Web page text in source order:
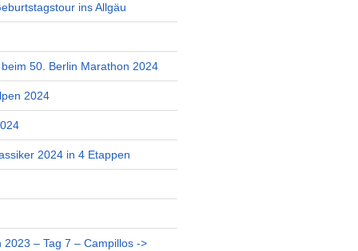
ins Allgäu
50. Berlin Marathon 2024
2024
2024 in 4 Etappen
2023 – Tag 7 – Campillos ->